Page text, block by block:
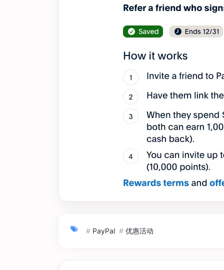
# PayPal # 优惠活动